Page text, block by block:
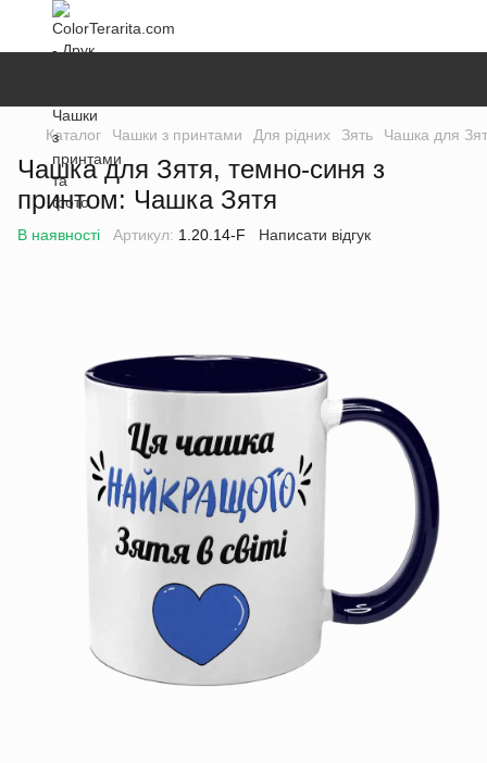
Каталог Чашки з принтами Для рідних Зять Чашка для
Чашка для Зятя, темно-синя з
принтом: Чашка Зятя
В наявності Артикул: 1.20.14-F Написати відгук